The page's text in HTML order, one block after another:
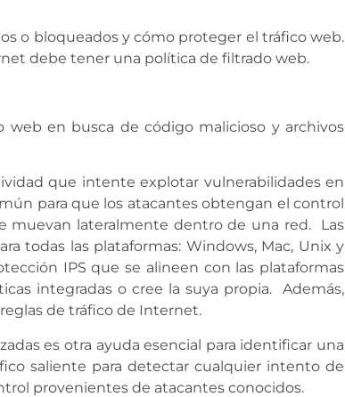
o bloqueados y cómo proteger el tráfico web.
debe tener una política de filtrado web.
web en busca de código malicioso y archivos
que intente explotar vulnerabilidades en
para que los atacantes obtengan el control
muevan lateralmente dentro de una red. Las
todas las plataformas: Windows, Mac, Unix y
IPS que se alineen con las plataformas
integradas o cree la suya propia. Además,
de tráfico de Internet.
es otra ayuda esencial para identificar una
saliente para detectar cualquier intento de
provenientes de atacantes conocidos.